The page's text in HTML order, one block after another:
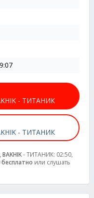
- ТИТАНИК
- ТИТАНИК
- ТИТАНИК: 02:50,
бесплатно или слушать